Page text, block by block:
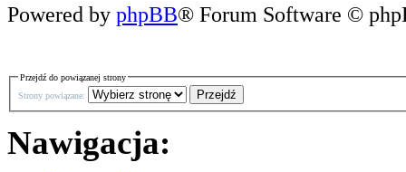
Powered by phpBB® Forum Software ©
Przejdź do powiązanej strony
Strony powiązane:
Nawigacja: